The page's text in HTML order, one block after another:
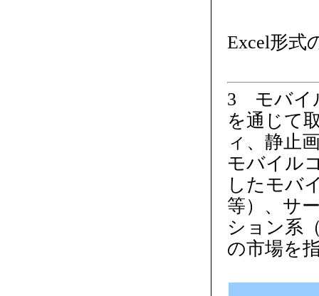
Excel形式
3 モバイ
を通じて
ィ、静止
モバイル
したモバ
等）、サ
ション系
の市場を